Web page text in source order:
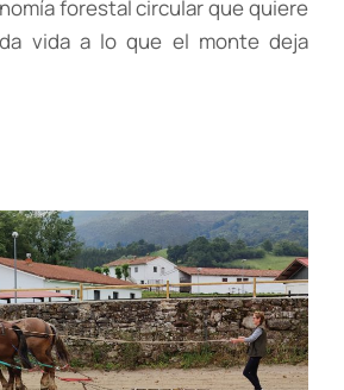
forestal circular que quiere
vida a lo que el monte deja